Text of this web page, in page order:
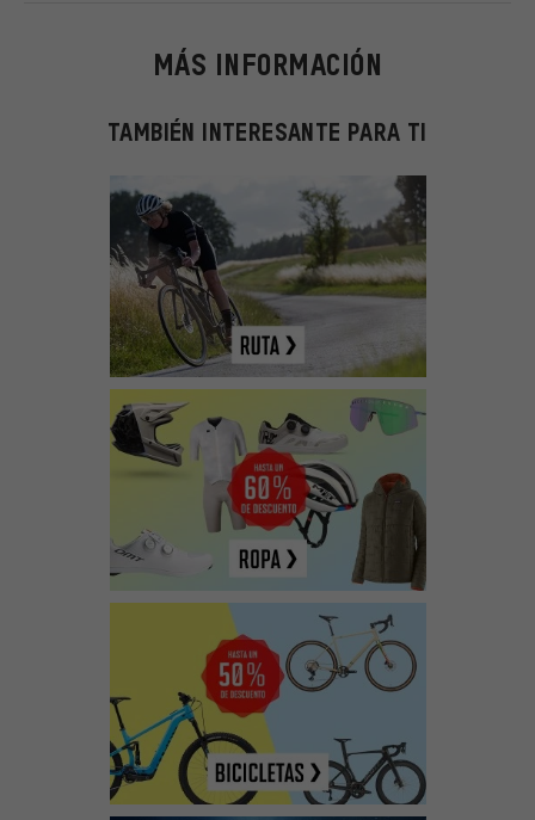
MÁS INFORMACIÓN
TAMBIÉN INTERESANTE PARA TI